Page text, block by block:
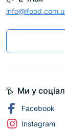
Ми у
Facebook
Instagram